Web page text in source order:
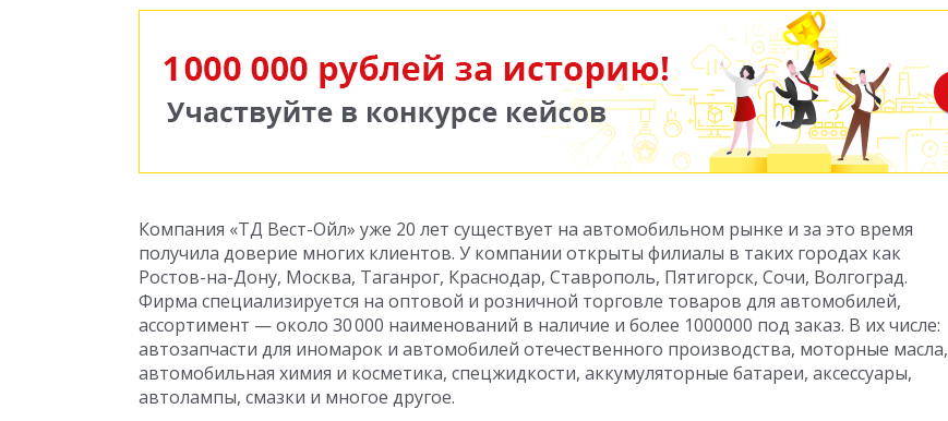
Компания «ТД Вест-Ойл» уже 20 лет существует на автомобильном рынке и за это время
получила доверие многих клиентов. У компании открыты филиалы в таких городах как
Ростов-на-Дону, Москва, Таганрог, Краснодар, Ставрополь, Пятигорск, Сочи, Волгоград.
Фирма специализируется на оптовой и розничной торговле товаров для автомобилей,
ассортимент — около 30 000 наименований в наличие и более 1000000 под заказ. В их числе:
автозапчасти для иномарок и автомобилей отечественного производства, моторные масла,
автомобильная химия и косметика, спецжидкости, аккумуляторные батареи, аксессуары,
автолампы, смазки и многое другое.